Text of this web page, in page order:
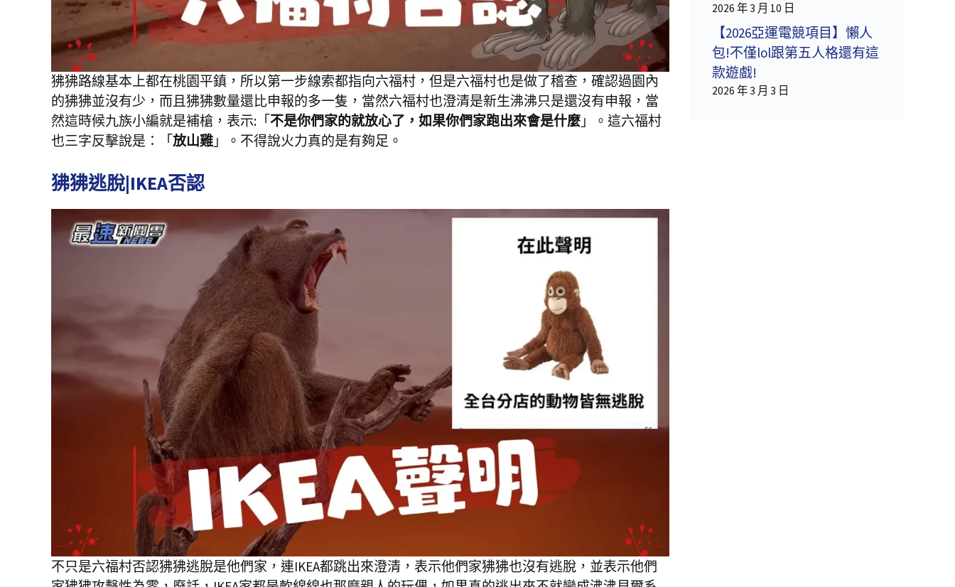
狒狒路線基本上都在桃園平鎮，所以第一步線索都指向六福村，但是六福村也是做了稽查，確認過園內
的狒狒並沒有少，而且狒狒數量還比申報的多一隻，當然六福村也澄清是新生沸沸只是還沒有申報，當
然這時候九族小編就是補槍，表示:「 不是你們家的就放心了，如果你們家跑出來會是什麼 」。這六福村
也三字反擊說是：「 放山雞 」。不得說火力真的是有夠足。
狒狒逃脫|IKEA否認
不只是六福村否認狒狒逃脫是他們家，連IKEA都跳出來澄清，表示他們家狒狒也沒有逃脫，並表示他們
2026 年 3 月 10 日
【2026亞運電競項目】懶人
包!不僅lol跟第五人格還有這
款遊戲!
2026 年 3 月 3 日